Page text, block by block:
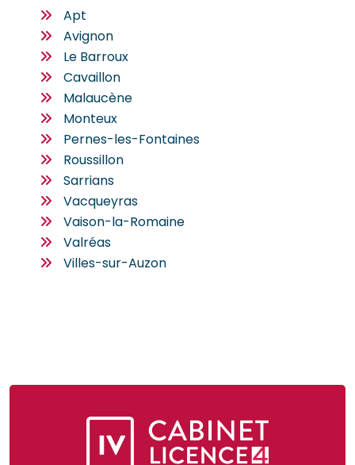
Apt
Avignon
Le Barroux
Cavaillon
Malaucène
Monteux
Pernes-les-Fontaines
Roussillon
Sarrians
Vacqueyras
Vaison-la-Romaine
Valréas
Villes-sur-Auzon